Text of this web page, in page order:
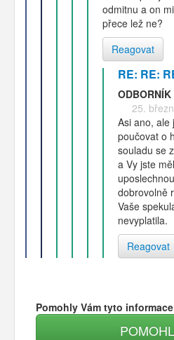
odmitnu a on
přece lež ne?
Reagovat
RE: RE:
ODBORNÍK
25.
Asi ano, ale
poučovat o
souladu se
a Vy jste
dobrovolně
Vaše
nevyplatila.
Reagovat
Pomohly Vám tyto